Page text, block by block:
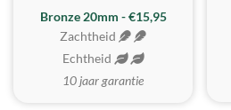
Bronze 20mm - €15,95
Zachtheid
Echtheid
10 jaar garantie